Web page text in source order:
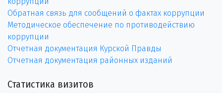
Обратная связь для сообщений о фактах коррупции
Методическое обеспечение по противодействию
коррупции
Отчетная документация Курской Правды
Отчетная документация районных изданий
Статистика визитов